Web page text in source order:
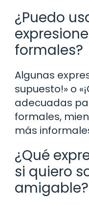
¿Puedo
formales?
Algunas
supuesto!» o
adecuadas
formales,
más
¿Qué
si quiero
amigable?